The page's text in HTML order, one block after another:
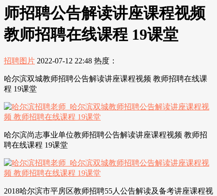
师招聘公告解读讲座课程视频
教师招聘在线课程 19课堂
招聘图片 2022-07-12 22:48 热度：
哈尔滨双城教师招聘公告解读讲座课程视频 教师招聘在线课
程 19课堂
哈尔滨尚志事业单位教师招聘公告解读讲座课程视频 教师招
聘在线课程 19课堂
2018哈尔滨市平房区教师招聘55人公告解读及备考讲座课程视